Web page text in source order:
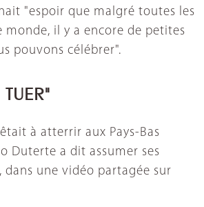
"espoir que malgré toutes les
monde, il y a encore de petites
pouvons célébrer".
TUER"
à atterrir aux Pays-Bas
Duterte a dit assumer ses
dans une vidéo partagée sur